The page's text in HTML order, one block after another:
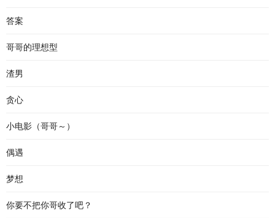
答案
哥哥的理想型
渣男
贪心
小电影（哥哥～）
偶遇
梦想
你要不把你哥收了吧？